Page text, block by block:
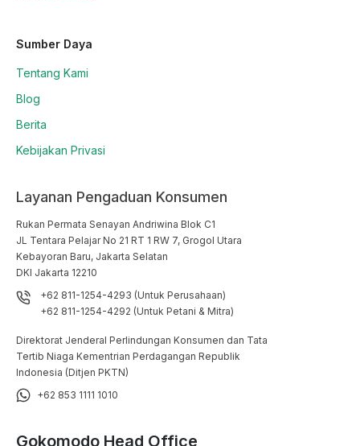
Sumber Daya
Tentang Kami
Blog
Berita
Kebijakan Privasi
Layanan Pengaduan Konsumen
Rukan Permata Senayan Andriwina Blok C1
JL Tentara Pelajar No 21 RT 1 RW 7, Grogol Utara
Kebayoran Baru, Jakarta Selatan
DKI Jakarta 12210
+62 811-1254-4293 (Untuk Perusahaan)
+62 811-1254-4292 (Untuk Petani & Mitra)
Direktorat Jenderal Perlindungan Konsumen dan Tata
Tertib Niaga Kementrian Perdagangan Republik
Indonesia (Ditjen PKTN)
+62 853 1111 1010
Gokomodo Head Office